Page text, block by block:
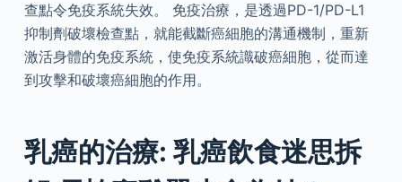
查點令免疫系統失效。 免疫治療，是透過PD-1/PD-L1
抑制劑破壞檢查點，就能截斷癌細胞的溝通機制，重新
激活身體的免疫系統，使免疫系統識破癌細胞，從而達
到攻擊和破壞癌細胞的作用。
乳癌的治療: 乳癌飲食迷思拆